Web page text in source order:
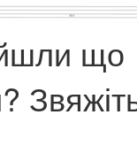
що